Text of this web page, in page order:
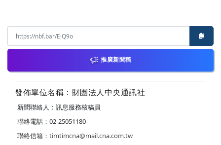
推廣新聞稿
發佈單位名稱：財團法人中央通訊社
新聞聯絡人：訊息服務核稿員
聯絡電話：02-25051180
聯絡信箱： timtimcna@mail.cna.com.tw